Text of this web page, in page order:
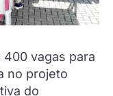
vagas para
no projeto
do